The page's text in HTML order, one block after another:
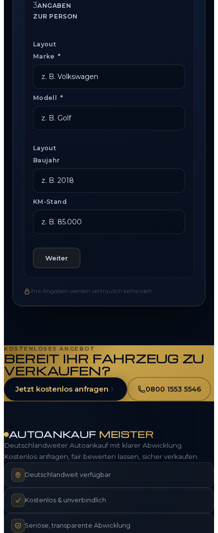
3ANGABEN
ZUR PERSON
Layout
Marke *
Modell *
Layout
Baujahr
KM-Stand
Weiter
Ihre Angaben werden vertraulich behandelt.
Nissan Ankauf für SUVs, Kompaktwagen & Elektroautos Schnell &
KOSTENLOSES ANGEBOT
BEREIT IHR FAHRZEUG ZU
VERKAUFEN?
Jetzt kostenlos anfragen 0800 1553 5546
AUTOANKAUF MEISTER
Deutschlandweiter Autoankauf mit klarer Abwicklung.
Kostenlos anfragen, fair bewerten lassen, sicher verkaufen.
Deutschlandweit verfügbar
Kostenlos & unverbindlich
Seriöse, transparente Abwicklung